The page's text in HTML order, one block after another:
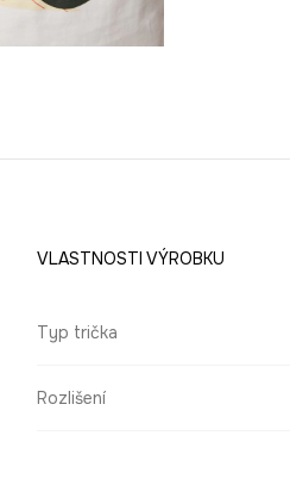
VLASTNOSTI VÝROBKU
Typ trička
Rozlišení